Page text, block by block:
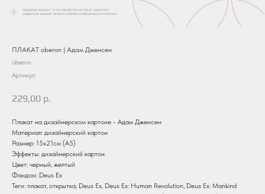
ПЛАКАТ oberon | Адам Дженсен
oberon
Артикул:
229,00 р.
Плакат на дизайнерском картоне - Адам Дженсен
Материал: дизайнерский картон
Размер: 15х21см (А5)
Эффекты: дизайнерский картон
Цвет: черный, желтый
Фандом: Deus Ex
Теги: плакат, открытка, Deus Ex, Deus Ex: Human Revolution, Deus Ex: Mankind